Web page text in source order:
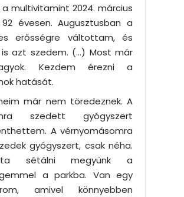
a multivitamint 2024. március
évesen. Augusztusban a
erősségre váltottam, és
azt szedem. (…) Most már
Kezdem érezni a
hatását.
már nem töredeznek. A
szedett gyógyszert
A vérnyomásomra
gyógyszert, csak néha.
sétálni megyünk a
a parkba. Van egy
amivel könnyebben